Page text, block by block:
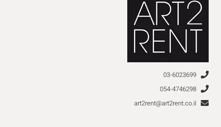
03-6023699
054-4746298
art2rent@art2rent.co.il